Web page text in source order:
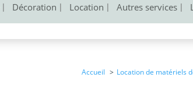
Décoration Location Autres services
Accueil Location de matériels